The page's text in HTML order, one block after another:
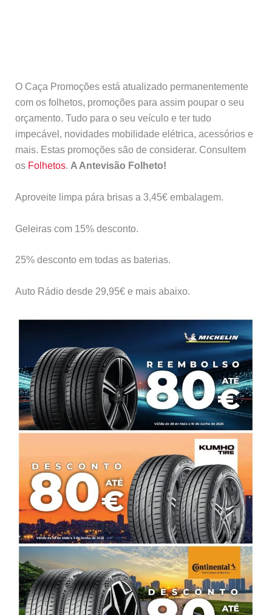
O Caça Promoções está atualizado permanentemente
com os folhetos, promoções para assim poupar o seu
orçamento. Tudo para o seu veículo e ter tudo
impecável, novidades mobilidade elétrica, acessórios e
mais. Estas promoções são de considerar. Consultem
os Folhetos. A Antevisão Folheto!
Aproveite limpa pára brisas a 3,45€ embalagem.
Geleiras com 15% desconto.
25% desconto em todas as baterias.
Auto Rádio desde 29,95€ e mais abaixo.